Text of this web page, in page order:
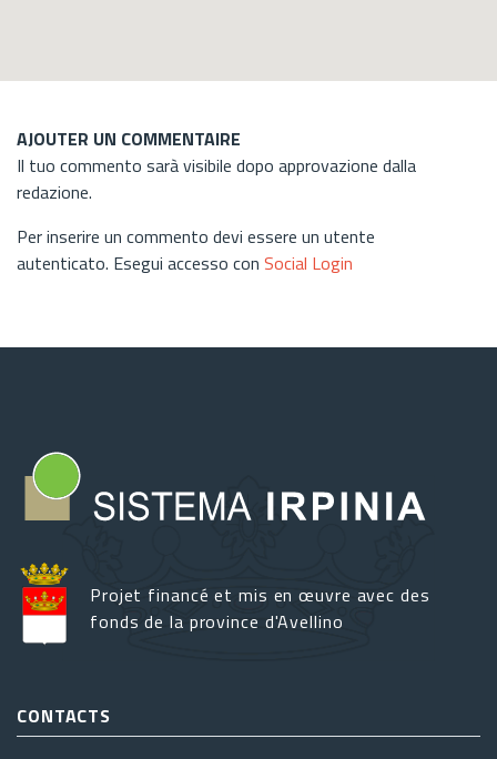
AJOUTER UN COMMENTAIRE
Il tuo commento sarà visibile dopo approvazione dalla
redazione.
Per inserire un commento devi essere un utente
autenticato. Esegui accesso con Social Login
Projet financé et mis en œuvre avec des
fonds de la province d'Avellino
CONTACTS